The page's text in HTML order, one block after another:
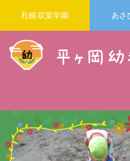
札幌双葉学園 あさ